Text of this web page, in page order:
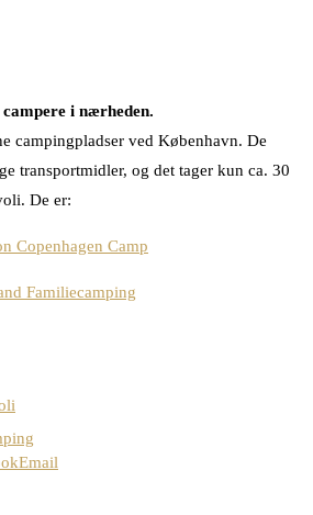
i nærheden.
campingpladser ved København. De
transportmidler, og det tager kun ca. 30
De er:
Copenhagen Camp
Familiecamping
Email